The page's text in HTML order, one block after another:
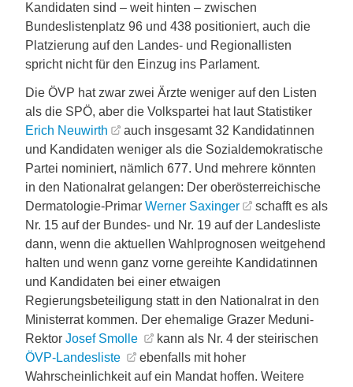
Kandidaten sind – weit hinten – zwischen
Bundeslistenplatz 96 und 438 positioniert, auch die
Platzierung auf den Landes- und Regionallisten
spricht nicht für den Einzug ins Parlament.
Die ÖVP hat zwar zwei Ärzte weniger auf den Listen
als die SPÖ, aber die Volkspartei hat laut Statistiker
Erich Neuwirth
auch insgesamt 32 Kandidatinnen
und Kandidaten weniger als die Sozialdemokratische
Partei nominiert, nämlich 677. Und mehrere könnten
in den Nationalrat gelangen: Der oberösterreichische
Dermatologie-Primar Werner Saxinger
schafft es als
Nr. 15 auf der Bundes- und Nr. 19 auf der Landesliste
dann, wenn die aktuellen Wahlprognosen weitgehend
halten und wenn ganz vorne gereihte Kandidatinnen
und Kandidaten bei einer etwaigen
Regierungsbeteiligung statt in den Nationalrat in den
Ministerrat kommen. Der ehemalige Grazer Meduni-
Rektor Josef Smolle
kann als Nr. 4 der steirischen
ÖVP-Landesliste
ebenfalls mit hoher
Wahrscheinlichkeit auf ein Mandat hoffen. Weitere